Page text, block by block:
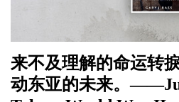
来不及理解的命运转
动东亚的未来。